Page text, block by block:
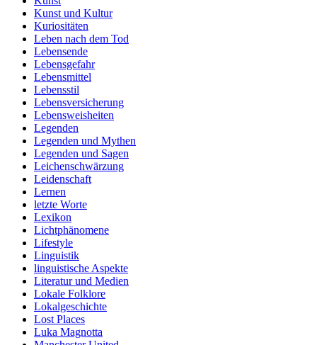
Kunst und Kultur
Kuriositäten
Leben nach dem Tod
Lebensende
Lebensgefahr
Lebensmittel
Lebensstil
Lebensversicherung
Lebensweisheiten
Legenden
Legenden und Mythen
Legenden und Sagen
Leichenschwärzung
Leidenschaft
Lernen
letzte Worte
Lexikon
Lichtphänomene
Lifestyle
Linguistik
linguistische Aspekte
Literatur und Medien
Lokale Folklore
Lokalgeschichte
Lost Places
Luka Magnotta